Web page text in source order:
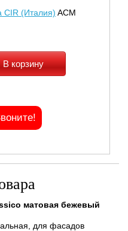
CIR (Италия) ACM
В корзину
матовая бежевый
для фасадов